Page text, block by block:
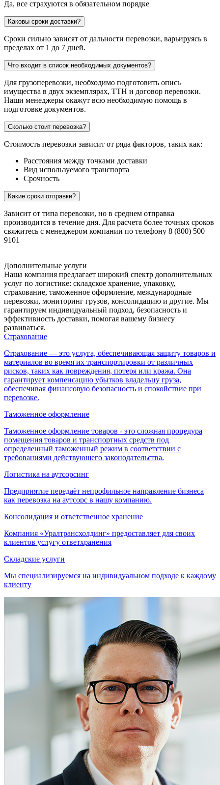
Да, все страхуются в обязательном порядке
Каковы сроки доставки?
Сроки сильно зависят от дальности перевозки, варьируясь в
пределах от 1 до 7 дней.
Что входит в список необходимых документов?
Для грузоперевозки, необходимо подготовить опись
имущества в двух экземплярах, ТТН и договор перевозки.
Наши менеджеры окажут всю необходимую помощь в
подготовке документов.
Сколько стоит перевозка?
Стоимость перевозки зависит от ряда факторов, таких как:
Расстояния между точками доставки
Вид используемого транспорта
Срочность
Какие сроки отправки?
Зависит от типа перевозки, но в среднем отправка
производится в течение дня. Для расчета более точных сроков
свяжитесь с менеджером компании по телефону 8 (800) 500
9101
Дополнительные услуги
Наша компания предлагает широкий спектр дополнительных
услуг по логистике: складское хранение, упаковку,
страхование, таможенное оформление, международные
перевозки, мониторинг грузов, консолидацию и другие. Мы
гарантируем индивидуальный подход, безопасность и
эффективность доставки, помогая вашему бизнесу
развиваться.
Страхование
Страхование — это услуга, обеспечивающая защиту товаров и
материалов во время их транспортировки от различных
рисков, таких как повреждения, потеря или кража. Она
гарантирует компенсацию убытков владельцу груза,
обеспечивая финансовую безопасность и спокойствие при
перевозке.
Таможенное оформление
Таможенное оформление товаров - это сложная процедура
помещения товаров и транспортных средств под
определенный таможенный режим в соответствии с
требованиями действующего законодательства.
Логистика на аутсорсинг
Предприятие передаёт непрофильное направление бизнеса
как перевозка на аутсорс в нашу компанию.
Консолидация и ответственное хранение
Компания «Уралтрансхолдинг» предоставляет для своих
клиентов услугу ответхранения
Складские услуги
Мы специализируемся на индивидуальном подходе к каждому
клиенту